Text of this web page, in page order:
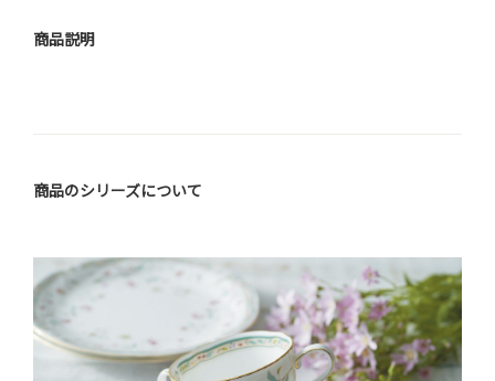
商品説明
商品のシリーズについて